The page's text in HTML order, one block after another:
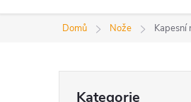
Domů Nože Kapesní
Kategorie